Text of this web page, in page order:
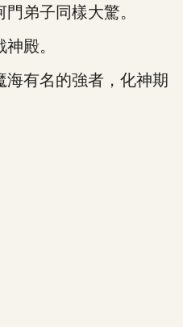
弟子同樣大驚。
殿。
有名的強者，化神期